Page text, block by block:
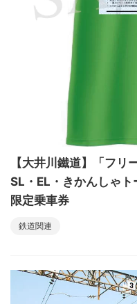
【大井川鐵道】「フリ
SL・EL・きかんしゃ
限定乗車券
鉄道関連